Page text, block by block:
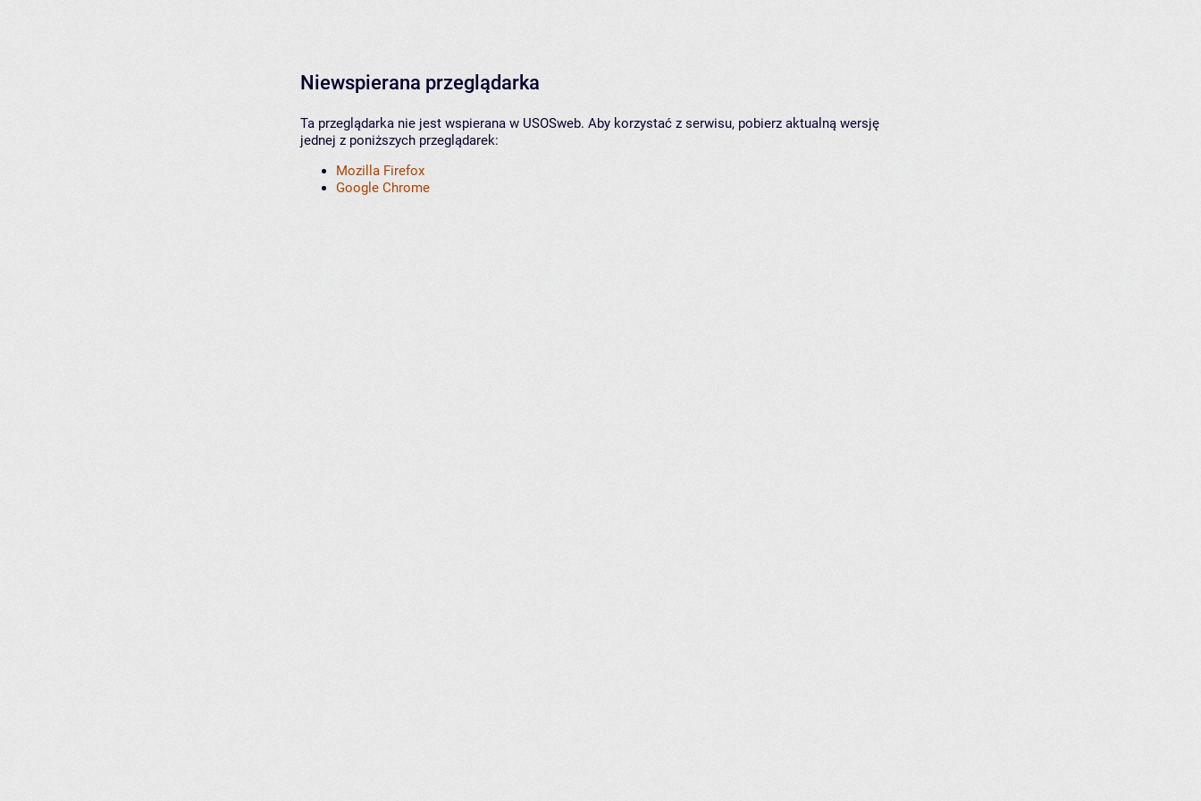
Niewspierana przeglądarka
Ta przeglądarka nie jest wspierana w USOSweb. Aby korzystać z serwisu, pobierz aktualną wersję
jednej z poniższych przeglądarek:
Mozilla Firefox
Google Chrome